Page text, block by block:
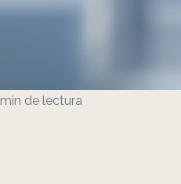
min de lectura